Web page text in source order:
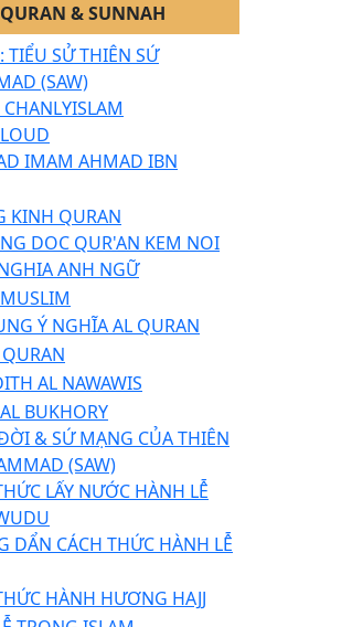
QURAN & SUNNAH